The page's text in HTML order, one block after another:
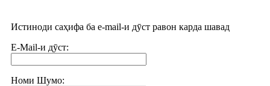
Истиноди саҳифа ба e-mail-и дӯст равон карда шавад
E-Mail-и дӯст:
Номи Шумо: